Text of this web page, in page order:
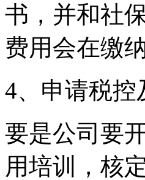
书，并和社
费用会在缴
4、申请税控
要是公司要
用培训，核